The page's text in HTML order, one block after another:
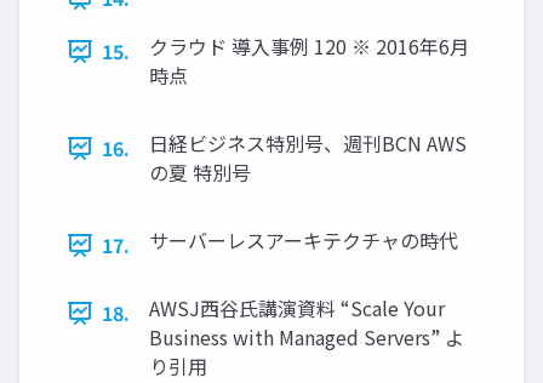
15.
クラウド 導入事例 120 ※ 2016年6月
時点
16.
日経ビジネス特別号、週刊BCN AWS
の夏 特別号
17. サーバーレスアーキテクチャの時代
18.
AWSJ西谷氏講演資料 “Scale Your
Business with Managed Servers” よ
り引用